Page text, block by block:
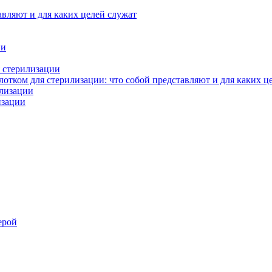
и для каких целей служат
для стерилизации: что собой представляют и для каких